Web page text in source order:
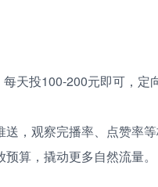
天投100-200元即可，定
，观察完播率、点赞率
算，撬动更多自然流量。